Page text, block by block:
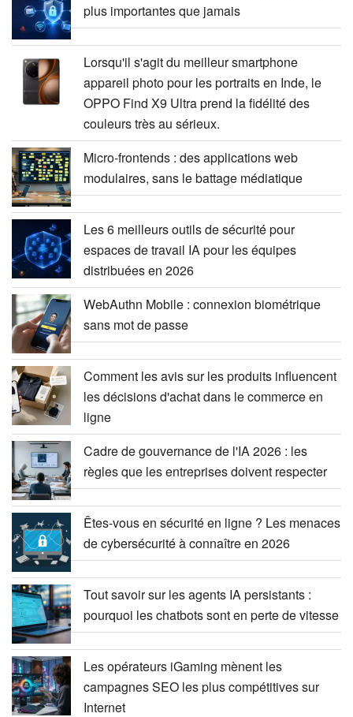
plus importantes que jamais
Lorsqu'il s'agit du meilleur smartphone
appareil photo pour les portraits en Inde, le
OPPO Find X9 Ultra prend la fidélité des
couleurs très au sérieux.
Micro-frontends : des applications web
modulaires, sans le battage médiatique
Les 6 meilleurs outils de sécurité pour
espaces de travail IA pour les équipes
distribuées en 2026
WebAuthn Mobile : connexion biométrique
sans mot de passe
Comment les avis sur les produits influencent
les décisions d'achat dans le commerce en
ligne
Cadre de gouvernance de l'IA 2026 : les
règles que les entreprises doivent respecter
Êtes-vous en sécurité en ligne ? Les menaces
de cybersécurité à connaître en 2026
Tout savoir sur les agents IA persistants :
pourquoi les chatbots sont en perte de vitesse
Les opérateurs iGaming mènent les
campagnes SEO les plus compétitives sur
Internet